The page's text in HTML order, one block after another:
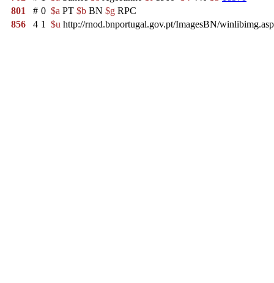
801
# 0 $a PT $b BN $g RPC
856
4 1 $u http://rnod.bnportugal.gov.pt/ImagesBN/